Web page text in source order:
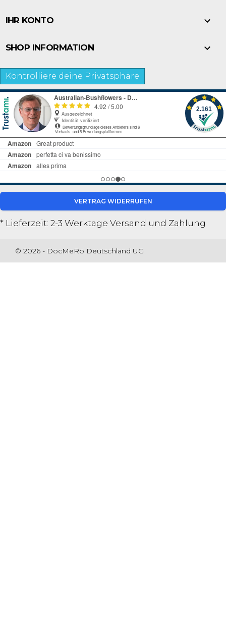
IHR KONTO 
SHOP INFORMATION 
Kontrolliere deine Privatsphäre
VERTRAG WIDERRUFEN
* Lieferzeit: 2-3 Werktage Versand und Zahlung
© 2026 - DocMeRo Deutschland UG